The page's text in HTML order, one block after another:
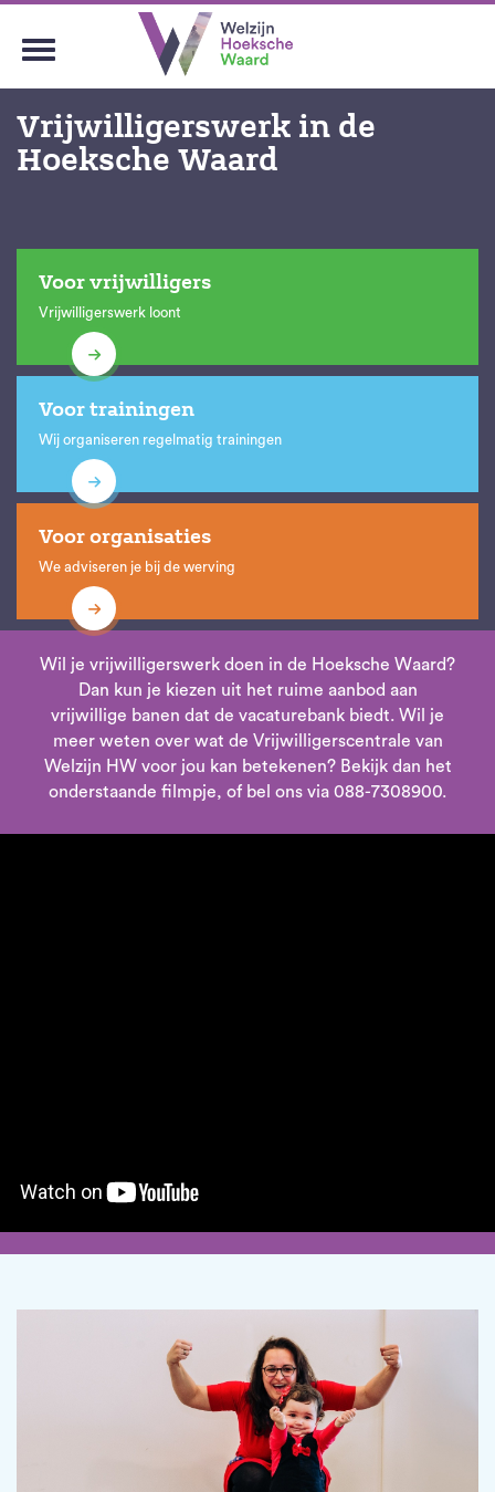
Vrijwilligerswerk in de
Hoeksche Waard
Voor vrijwilligers
Vrijwilligerswerk loont
Voor trainingen
Wij organiseren regelmatig trainingen
Voor organisaties
We adviseren je bij de werving
Wil je vrijwilligerswerk doen in de Hoeksche Waard?
Dan kun je kiezen uit het ruime aanbod aan
vrijwillige banen dat de vacaturebank biedt. Wil je
meer weten over wat de Vrijwilligerscentrale van
Welzijn HW voor jou kan betekenen? Bekijk dan het
onderstaande filmpje, of bel ons via 088-7308900.